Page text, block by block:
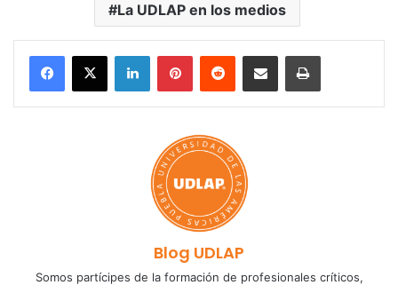
La UDLAP en los medios
LinkedInPinterestReddit Share via Email Print
Blog UDLAP
Somos partícipes de la formación de profesionales críticos,